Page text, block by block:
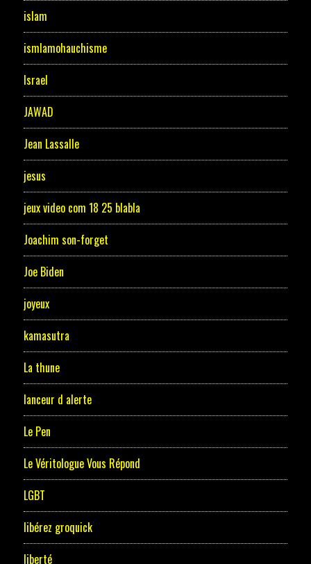
islam
ismlamohauchisme
Israel
JAWAD
Jean Lassalle
jesus
jeux video com 18 25 blabla
Joachim son-forget
Joe Biden
joyeux
kamasutra
La thune
lanceur d alerte
Le Pen
Le Véritologue Vous Répond
LGBT
libérez groquick
liberté